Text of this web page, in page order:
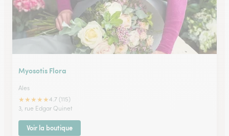
Myosotis Flora
Ales
★★★★★4.7 (115)
3, rue Edgar Quinet
Voir la boutique